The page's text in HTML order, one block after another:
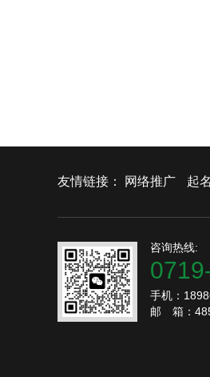
友情链接： 网络推广 起
咨询热线:
手机：
邮 箱：